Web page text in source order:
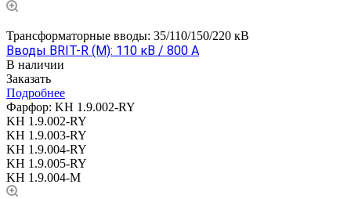
Трансформаторные вводы: 35/110/150/220 кВ
Вводы BRIT-R (M): 110 кВ / 800 А
В наличии
Заказать
Подробнее
Фарфор: KH 1.9.002-RY
KH 1.9.002-RY
KH 1.9.003-RY
KH 1.9.004-RY
KH 1.9.005-RY
KH 1.9.004-M